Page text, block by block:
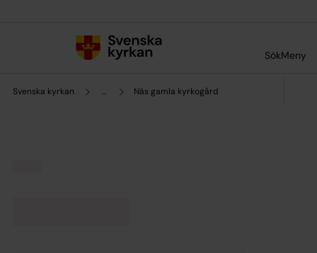
SökMeny
Svenska kyrkan ... Näs gamla kyrkogård